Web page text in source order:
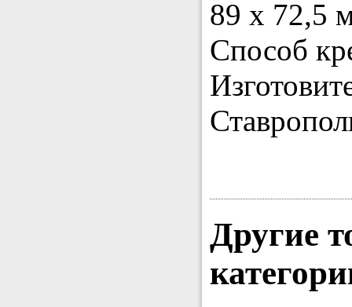
89 х 72,5
Способ
Другие